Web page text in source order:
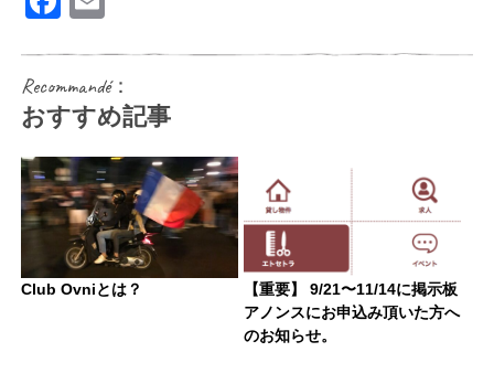
Recommandé：
おすすめ記事
Club Ovniとは？
【重要】 9/21〜11/14に掲示板
アノンスにお申込み頂いた方へ
のお知らせ。